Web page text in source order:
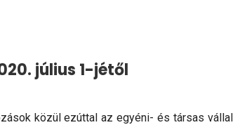
július 1-jétől
közül ezúttal az egyéni- és társas